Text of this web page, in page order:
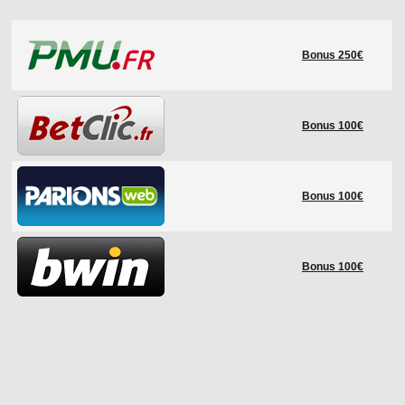
LES STADES
HISTORIQUE
COUPE DES CONFÉDÉRATIONS
Bonus 250€
Bonus 100€
Bonus 100€
Bonus 100€